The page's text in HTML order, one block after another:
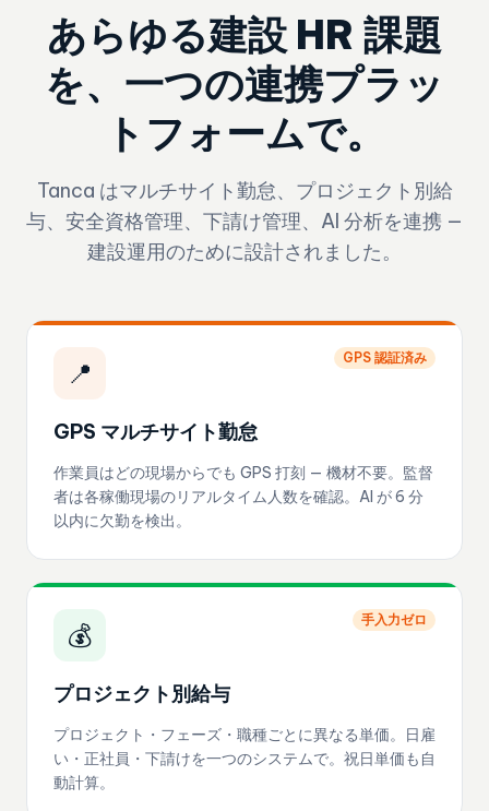
あらゆる建設 HR 課題
を、一つの連携プラッ
トフォームで。
Tanca はマルチサイト勤怠、プロジェクト別給
与、安全資格管理、下請け管理、AI 分析を連携 —
建設運用のために設計されました。
📍 GPS 認証済み
GPS マルチサイト勤怠
作業員はどの現場からでも GPS 打刻 — 機材不要。監督
者は各稼働現場のリアルタイム人数を確認。AI が 6 分
以内に欠勤を検出。
💰 手入力ゼロ
プロジェクト別給与
プロジェクト・フェーズ・職種ごとに異なる単価。日雇
い・正社員・下請けを一つのシステムで。祝日単価も自
動計算。